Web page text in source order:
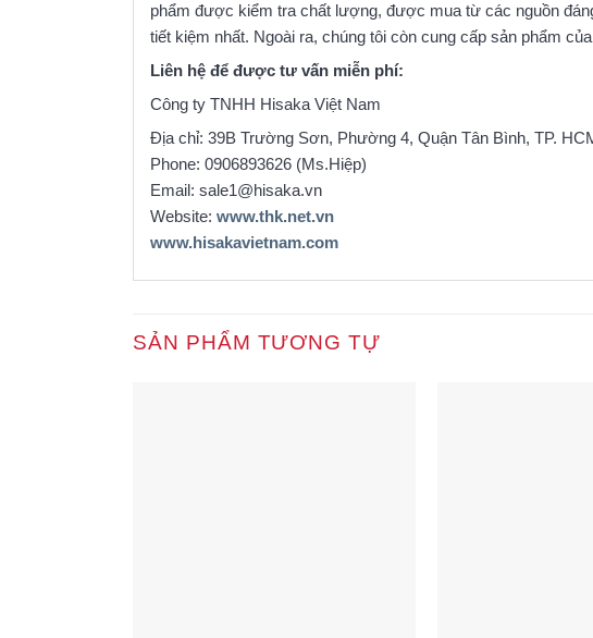
phẩm được kiểm tra chất lượng, được mua từ các nguồn
tiết kiệm nhất. Ngoài ra, chúng tôi còn cung cấp sản phẩm
Liên hệ để được tư vấn miễn phí:
Công ty TNHH Hisaka Việt Nam
Địa chỉ: 39B Trường Sơn, Phường 4, Quận Tân Bình, TP.
Phone: 0906893626 (Ms.Hiệp)
Email: sale1@hisaka.vn
Website: www.thk.net.vn
www.hisakavietnam.com
SẢN PHẨM TƯƠNG TỰ